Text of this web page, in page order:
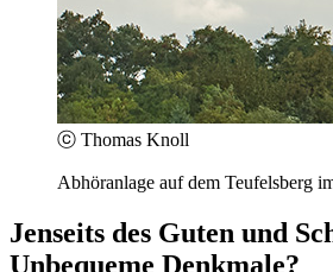
ⓒ Thomas Knoll
Abhöranlage auf dem Teufelsberg
Jenseits des Guten und
Unbequeme Denkmale?